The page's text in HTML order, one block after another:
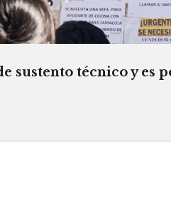
sustento técnico y es